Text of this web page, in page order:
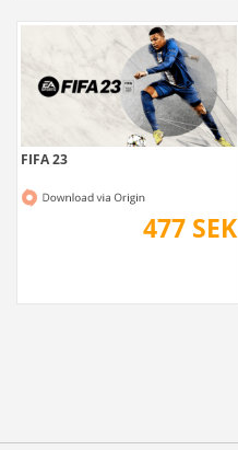
FIFA 23
477 SEK